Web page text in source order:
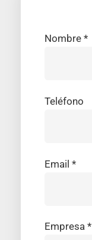
Nombre *
Teléfono
Email *
Empresa *